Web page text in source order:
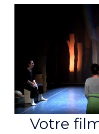
Votre